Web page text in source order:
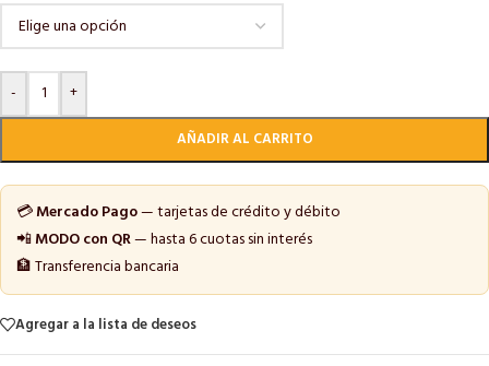
-
+
AÑADIR AL CARRITO
💳Mercado Pago— tarjetas de crédito y débito
📲MODO con QR— hasta 6 cuotas sin interés
🏦 Transferencia bancaria
Agregar a la lista de deseos